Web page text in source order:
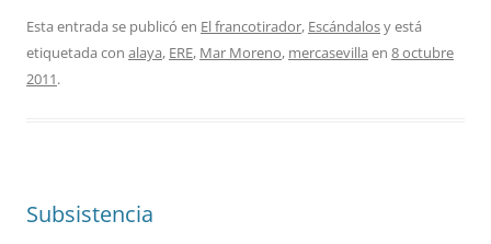
Esta entrada se publicó en El francotirador, Escándalosy está
etiquetada con alaya, ERE, Mar Moreno, mercasevilla en 8 octubre
2011.
Subsistencia